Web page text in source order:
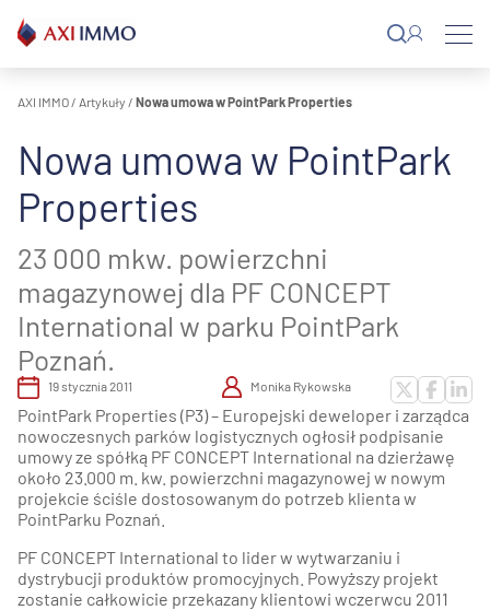
do
treści
AXI IMMO / Artykuły / Nowa umowa w PointPark Properties
Nowa umowa w PointPark
Properties
23 000 mkw. powierzchni
magazynowej dla PF CONCEPT
International w parku PointPark
Poznań.
19 stycznia 2011 Monika Rykowska
PointPark Properties (P3) – Europejski deweloper i zarządca
nowoczesnych parków logistycznych ogłosił podpisanie
umowy ze spółką PF CONCEPT International na dzierżawę
około 23.000 m. kw. powierzchni magazynowej w nowym
projekcie ściśle dostosowanym do potrzeb klienta w
PointParku Poznań.
PF CONCEPT International to lider w wytwarzaniu i
dystrybucji produktów promocyjnych. Powyższy projekt
zostanie całkowicie przekazany klientowi wczerwcu 2011